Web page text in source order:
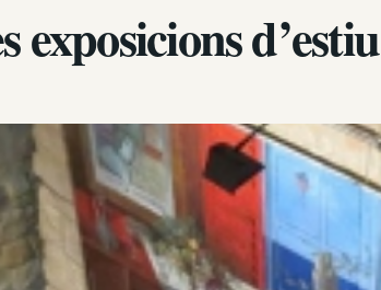
exposicions d’estiu